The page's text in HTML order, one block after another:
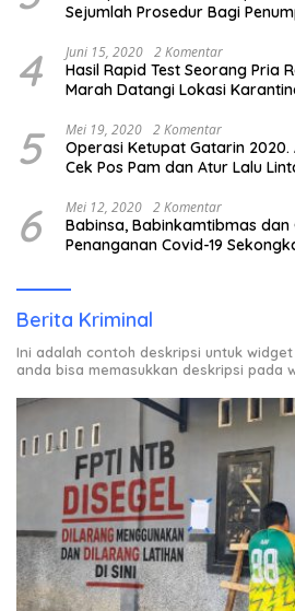
Sejumlah Prosedur Bagi
4 Juni 15, 2020 2 Komentar
Hasil Rapid Test Seorang Pria
Marah Datangi Lokasi
5 Mei 19, 2020 2 Komentar
Operasi Ketupat Gatarin
Cek Pos Pam dan Atur Lalu
6 Mei 12, 2020 2 Komentar
Babinsa, Babinkamtibmas dan
Penanganan Covid-19
Berita Kriminal
Ini adalah contoh deskripsi untuk
anda bisa memasukkan deskripsi pada